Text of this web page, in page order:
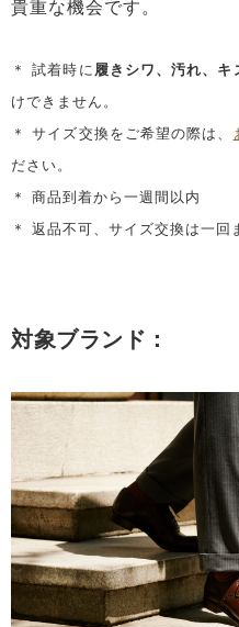
貴重な機会です。
＊ 試着時に 履きシワ、汚れ、キ
けできません。
＊ サイズ交換をご希望の際は、
ださい。
＊ 商品到着から一週間以内
＊ 返品不可、サイズ交換は一回
対象ブランド：